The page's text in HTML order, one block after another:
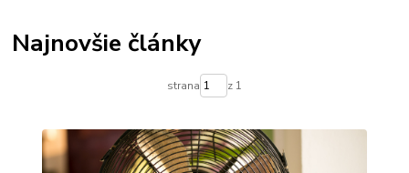
Skrinky pre rozdelovače podlahového kúrenia
Konvektorové ohrievače
Bojlery
Prietokové bojlery
Zlaté radiátory do kúpeľne
kúpeľňové radiátory
Najnovšie články
strana z 1